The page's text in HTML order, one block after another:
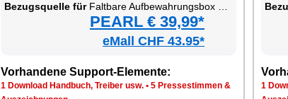
Be­zugs­quel­le fürFalt­ba­re Auf­be­wah­rungs­box mit De­ckel, MDF-Ab­la­ge und seit­li­chen Klap­pen
PEARL € 39,99*
eMall CHF 43.95*
Vor­han­de­ne Sup­port-Ele­men­te:
1 Down­load Hand­buch, Trei­ber usw. • 5 Pres­se­stim­men &
1